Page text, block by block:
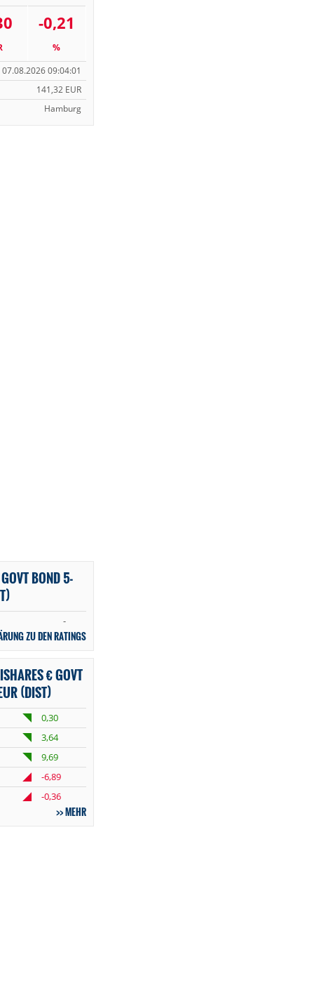
-0,21
%
07.08.2026 09:04:01
141,32 EUR
Hamburg
BOND 5-
-
ZU DEN RATINGS
€ GOVT
(DIST)
0,30
3,64
9,69
-6,89
-0,36
MEHR